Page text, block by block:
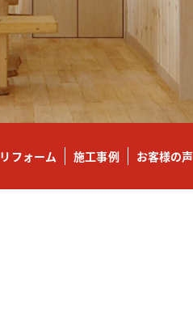
リフォーム 施工事例 お客様の声